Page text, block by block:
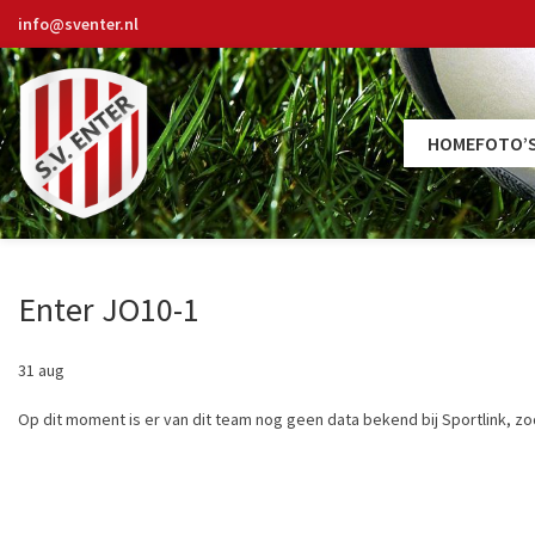
info@sventer.nl
HOME
Enter JO10-1
31 aug
Op dit moment is er van dit team nog geen data bekend bij Sportlink,